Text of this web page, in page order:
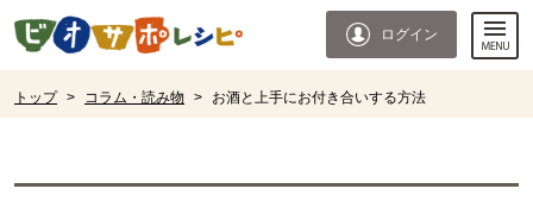
ページの先頭です。
ログイン
トップ > コラム・読み物 > お酒と上手にお付き合いする方法